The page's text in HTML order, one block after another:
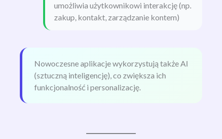
umożliwia użytkownikowi interakcję (np.
zakup, kontakt, zarządzanie kontem)
Nowoczesne aplikacje wykorzystują także AI
(sztuczną inteligencję), co zwiększa ich
funkcjonalność i personalizację.